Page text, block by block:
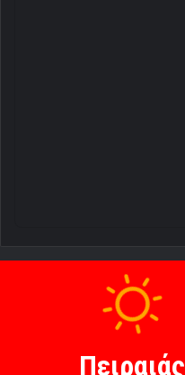
Πειραιάς